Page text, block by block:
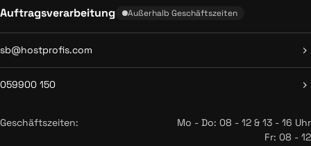
Auftragsverarbeitung Außerhalb Geschäftszeiten
sb@hostprofis.com
059900 150
Geschäftszeiten:
Mo - Do: 08 - 12 & 13 - 16 Uhr
Fr: 08 - 12